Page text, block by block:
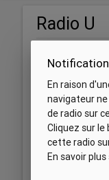
Radio U
Notification
En raison
navigateur
de radio sur
Cliquez sur
cette radio
En savoir